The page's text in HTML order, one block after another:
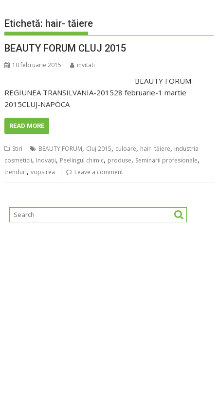
Etichetă: hair- tăiere
BEAUTY FORUM CLUJ 2015
10 februarie 2015 invitati
BEAUTY FORUM-
REGIUNEA TRANSILVANIA-201528 februarie-1 martie
2015CLUJ-NAPOCA
READ MORE
Stiri BEAUTY FORUM, Cluj 2015, culoare, hair- tăiere, industria
cosmeticii, Inovaţii, Peelingul chimic, produse, Seminarii profesionale,
trenduri,vopsirea Leave a comment